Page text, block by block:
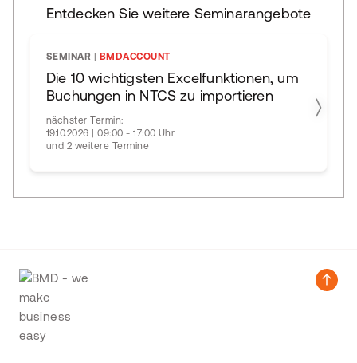
Entdecken Sie weitere Seminarangebote
SEMINAR BMDACCOUNT
Die 10 wichtigsten Excelfunktionen, um
Buchungen in NTCS zu importieren
nächster Termin:
19.10.2026 | 09:00 - 17:00 Uhr
und 2 weitere Termine